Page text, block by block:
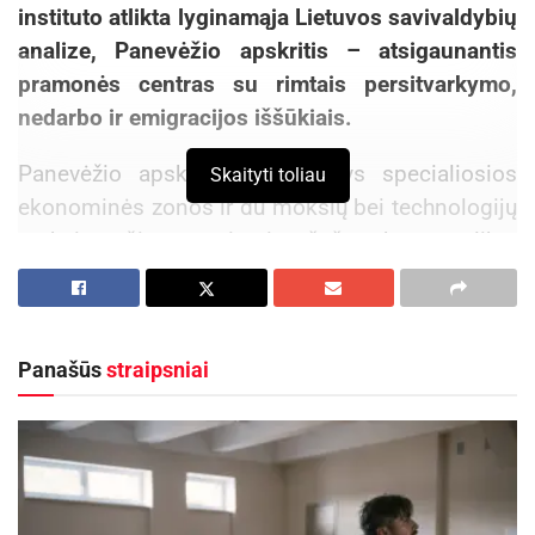
instituto atlikta lyginamąja Lietuvos savivaldybių
analize, Panevėžio apskritis – atsigaunantis
pramonės centras su rimtais persitvarkymo,
nedarbo ir emigracijos iššūkiais.
Panevėžio apskrityje veikia trys specialiosios
ekonominės zonos ir du mokslų bei technologijų
parkai, tačiau remiantis šeštą kartą atlikta
lyginamąją Lietuvos savivaldybių analize, kol kas
tai neatneša tiek vertės vietos gyventojams, kiek
Panevėžio apskritis sukuria beveik 7 proc. šalies
eksporto vertės ir pagal šį rodiklį yra penktoji
šalyje. Pagrindiniai eksporto produktai – pieno
gaminiai, javai ir jų produktai, baldai. Aplinkiniai
Skaityti toliau
Panašūsstraipsniai